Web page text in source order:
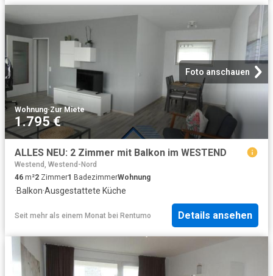
Foto anschauen
Wohnung·Zur Miete
1.795 €
ALLES NEU: 2 Zimmer mit Balkon im WESTEND
Westend, Westend-Nord
46 m²2 Zimmer1 BadezimmerWohnung
·Balkon·Ausgestattete Küche
Seit mehr als einem Monat bei Rentumo Details ansehen